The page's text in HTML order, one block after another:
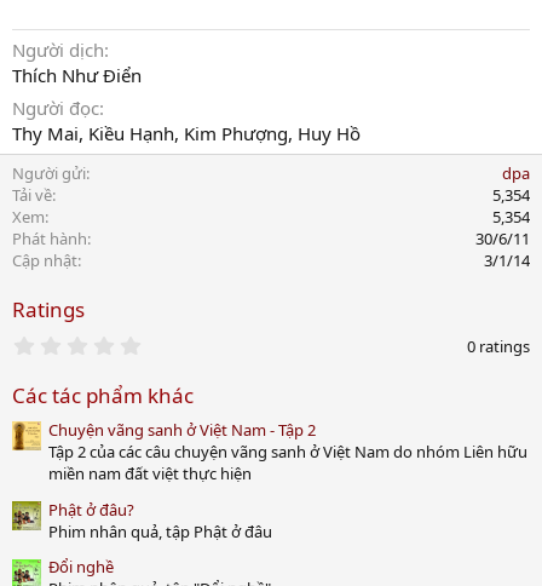
Người dịch
Thích Như Điển
Người đọc
Thy Mai, Kiều Hạnh, Kim Phượng, Huy Hồ
Người gửi
dpa
Tải về
5,354
Xem
5,354
Phát hành
30/6/11
Cập nhật
3/1/14
Ratings
0
t
a
r
(
)
0 ratings
Các tác phẩm khác
Chuyện vãng sanh ở Việt Nam - Tập 2
Tập 2 của các câu chuyện vãng sanh ở Việt Nam do nhóm Liên hữu
miền nam đất việt thực hiện
Phật ở đâu?
Phim nhân quả, tập Phật ở đâu
Đổi nghề